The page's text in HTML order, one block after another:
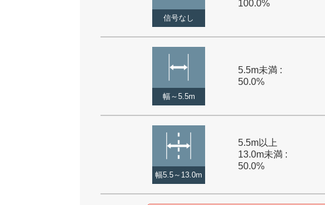
信号なし
100.0%
幅～5.5m
5.5m未満 :
50.0%
幅5.5～13.0m
5.5m以上
13.0m未満 :
50.0%